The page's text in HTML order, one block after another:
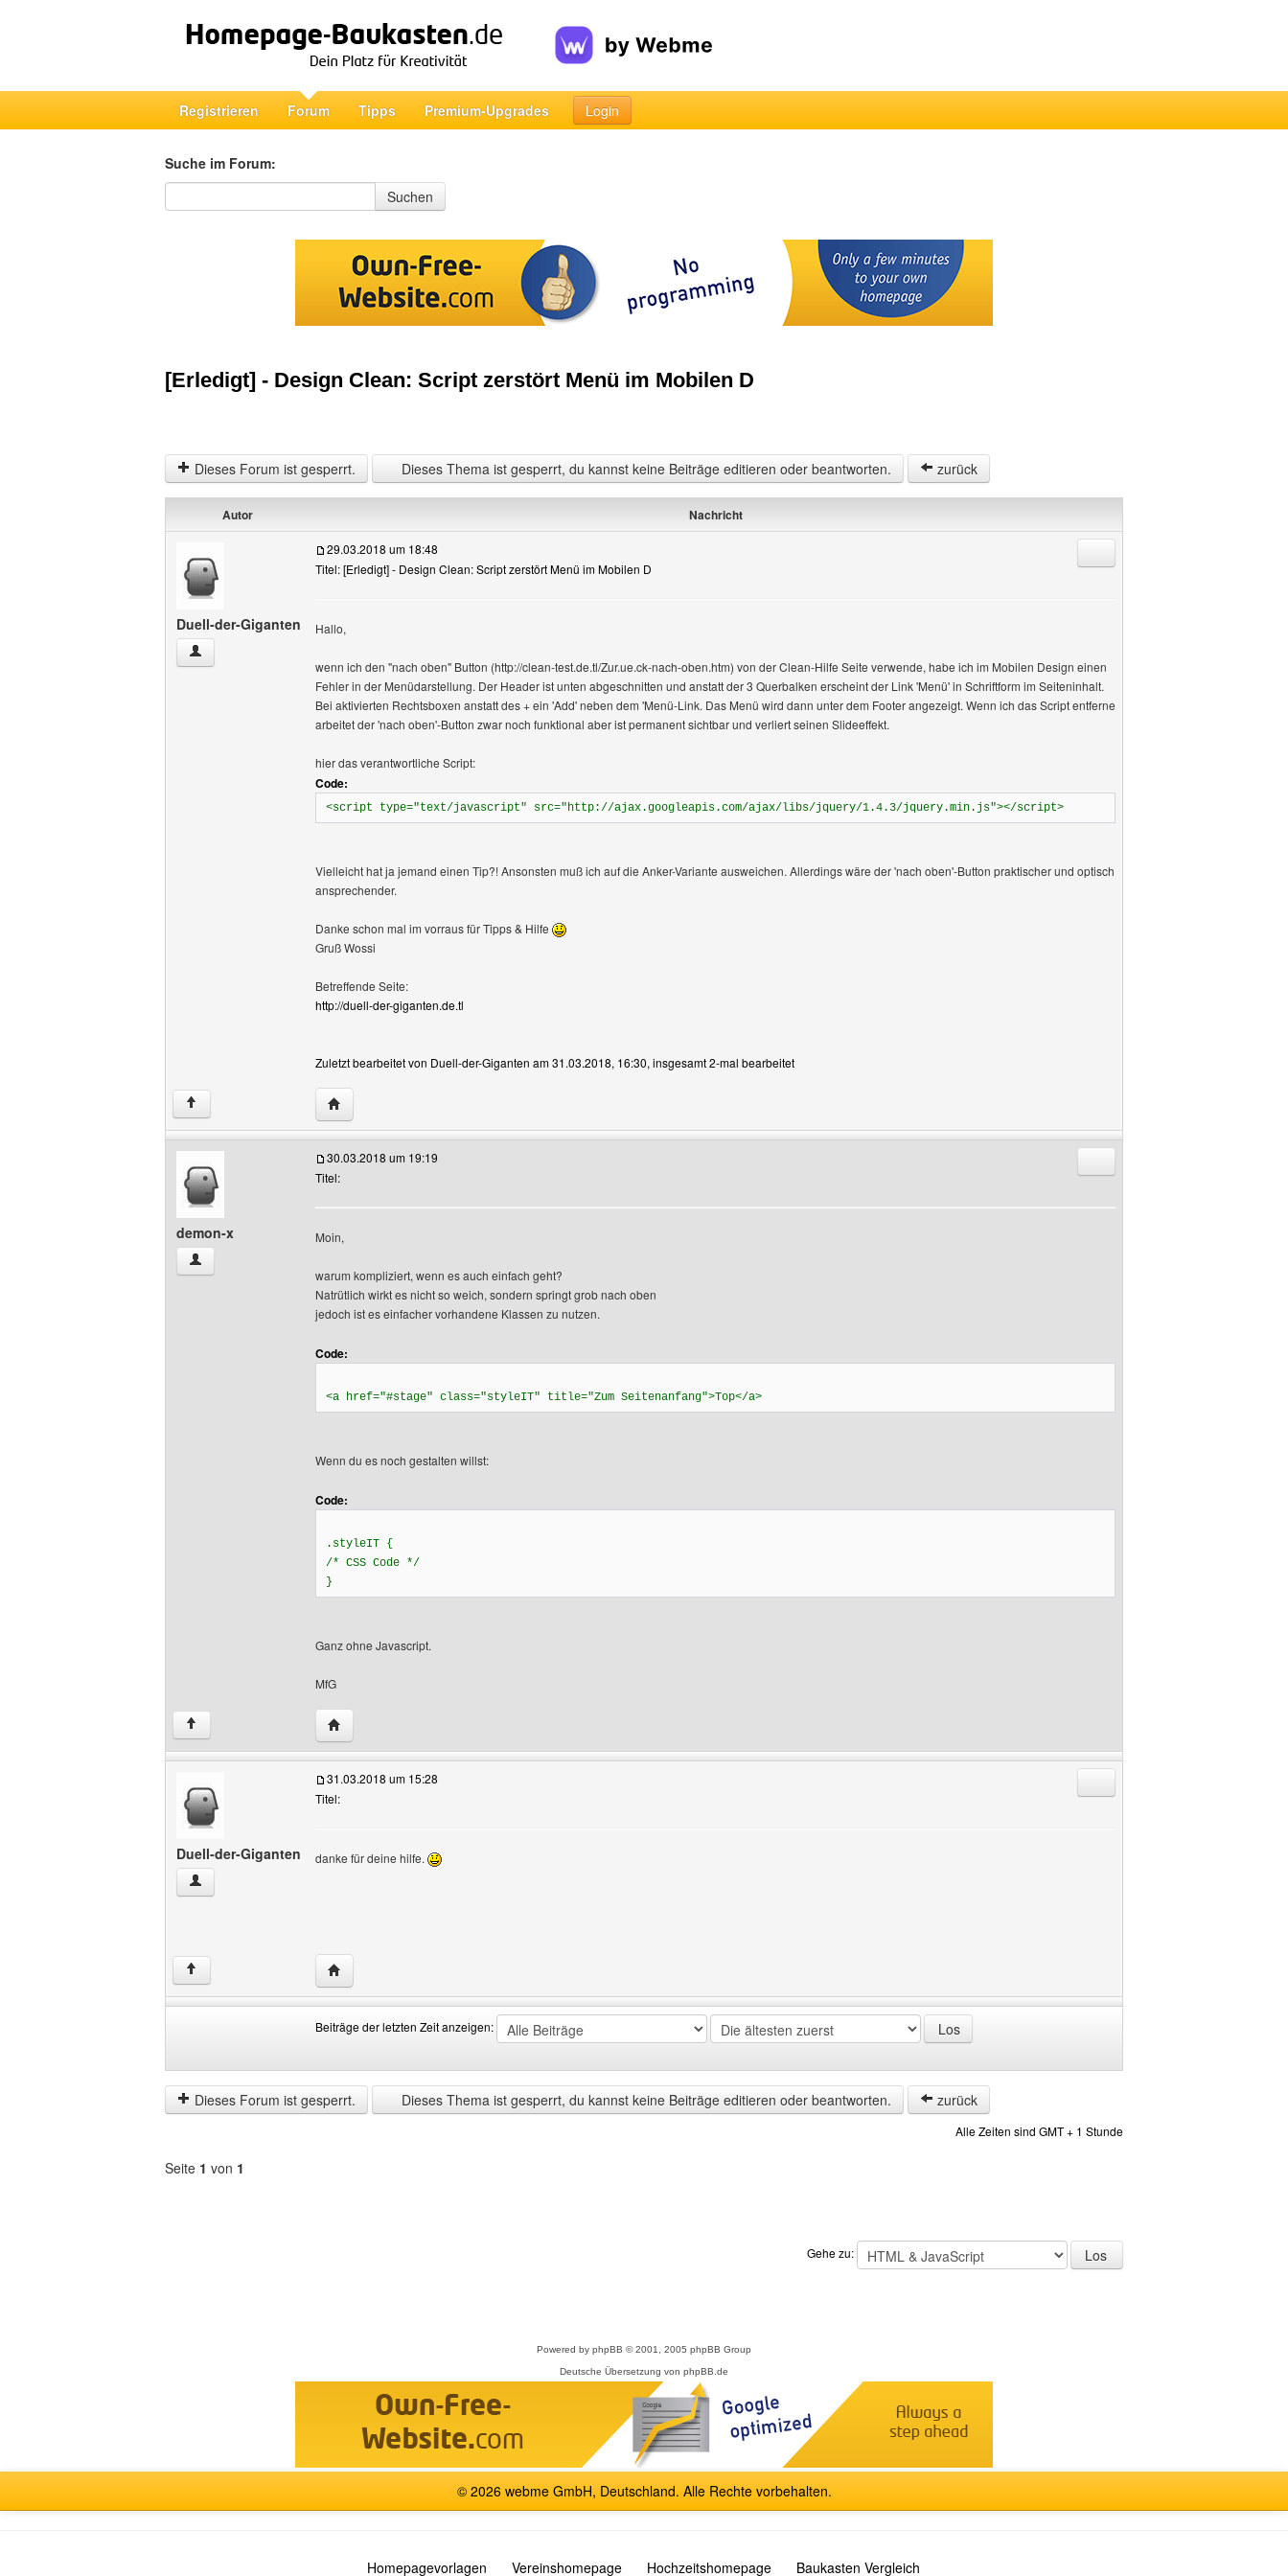
Registrieren Forum Tipps Premium-Upgrades Login
Suche im Forum:
Suche im Forum
Suchen
[Erledigt] - Design Clean: Script zerstört Menü im Mobilen D
Dieses Forum ist gesperrt. Dieses Thema ist gesperrt, du kannst keine Beiträge editieren oder beantworten. zurück
Autor Nachricht
Duell-der-Giganten
Duell-der-Giganten Benutzer-Profile anzeigen
29.03.2018 um 18:48
Titel: [Erledigt] - Design Clean: Script zerstört Menü im Mobilen D
Hallo,
wenn ich den "nach oben" Button (http://clean-test.de.tl/Zur.ue.ck-nach-oben.htm) von der Clean-Hilfe Seite verwende, habe ich im Mobilen Design einen
Fehler in der Menüdarstellung. Der Header ist unten abgeschnitten und anstatt der 3 Querbalken erscheint der Link 'Menü' in Schriftform im Seiteninhalt.
Bei aktivierten Rechtsboxen anstatt des + ein 'Add' neben dem 'Menü-Link. Das Menü wird dann unter dem Footer angezeigt. Wenn ich das Script entferne
arbeitet der 'nach oben'-Button zwar noch funktional aber ist permanent sichtbar und verliert seinen Slideeffekt.
hier das verantwortliche Script:
Code:
<script type="text/javascript" src="http://ajax.googleapis.com/ajax/libs/jquery/1.4.3/jquery.min.js"></script>
Vielleicht hat ja jemand einen Tip?! Ansonsten muß ich auf die Anker-Variante ausweichen. Allerdings wäre der 'nach oben'-Button praktischer und optisch
ansprechender.
Danke schon mal im vorraus für Tipps & Hilfe
Gruß Wossi
Betreffende Seite:
http://duell-der-giganten.de.tl
Zuletzt bearbeitet von Duell-der-Giganten am 31.03.2018, 16:30, insgesamt 2-mal bearbeitet
↑ Website dieses Benutzers besuchen: Duell-der-Giganten
demon-x
demon-x Benutzer-Profile anzeigen
30.03.2018 um 19:19
Titel:
Moin,
warum kompliziert, wenn es auch einfach geht?
Natrütlich wirkt es nicht so weich, sondern springt grob nach oben
jedoch ist es einfacher vorhandene Klassen zu nutzen.
Code:
<a href="#stage" class="styleIT" title="Zum Seitenanfang">Top</a>
Wenn du es noch gestalten willst:
Code:
.styleIT {
/* CSS Code */
}
Ganz ohne Javascript.
MfG
↑ Website dieses Benutzers besuchen: demon-x
Duell-der-Giganten
Duell-der-Giganten Benutzer-Profile anzeigen
31.03.2018 um 15:28
Titel:
danke für deine hilfe.
↑ Website dieses Benutzers besuchen: Duell-der-Giganten
Beiträge der letzten Zeit anzeigen:
der
letzten
Zeit
by
Dieses Forum ist gesperrt.
Dieses Thema ist gesperrt, du kannst keine Beiträge editieren oder beantworten. zurück
Alle Zeiten sind GMT + 1 Stunde
Seite 1 von 1
Gehe zu:
Powered by phpBB © 2001, 2005 phpBB Group
Deutsche Übersetzung von phpBB.de
© 2026 webme GmbH, Deutschland. Alle Rechte vorbehalten.
Homepagevorlagen Vereinshomepage Hochzeitshomepage Baukasten Vergleich